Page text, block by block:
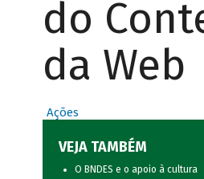
do
da Web
Ações
VEJA TAMBÉM
O BNDES e o apoio à cultura